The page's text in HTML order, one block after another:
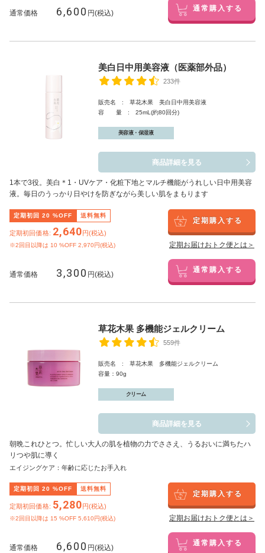
通常価格 6,600 円(税込) 通常購入する
美白日中用美容液（医薬部外品）
233件
販売名 : 草花木果 美白日中用美容液
容 量 : 25mL(約80回分)
美容液・保湿液
商品詳細を見る
1本で3役。美白 ＊1 ・UVケア・化粧下地とマルチ機能がうれしい日中用美容
液。毎日のうっかり日やけを防ぎながら美しい肌をまもります
定期初回 20 %OFF 送料無料
定期初回価格: 2,640円(税込)
※2回目以降は 10 %OFF 2,970円(税込)
定期購入する
定期お届けおトク便とは＞
通常価格 3,300 円(税込) 通常購入する
草花木果 多機能ジェルクリーム
559件
販売名 : 草花木果 多機能ジェルクリーム
容量：90g
クリーム
商品詳細を見る
朝晩これひとつ。忙しい大人の肌を植物の力でささえ、うるおいに満ちたハ
リつや肌に導く
エイジングケア：年齢に応じたお手入れ
定期初回 20 %OFF 送料無料
定期初回価格: 5,280円(税込)
※2回目以降は 15 %OFF 5,610円(税込)
定期購入する
定期お届けおトク便とは＞
通常価格 6,600 円(税込) 通常購入する